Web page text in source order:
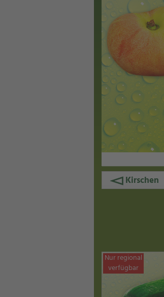
Kirschen
Nur regional
verfügbar